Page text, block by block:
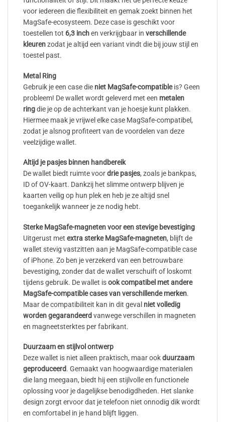
voor iedereen die flexibiliteit en gemak zoekt binnen het
MagSafe-ecosysteem. Deze case is geschikt voor
toestellen tot 6,3 inchen verkrijgbaar in verschillende
kleurenzodat je altijd een variant vindt die bij jouw stijl en
toestel past.
Metal Ring
Gebruik je een case die niet MagSafe-compatibleis? Geen
probleem! De wallet wordt geleverd met een metalen
ringdie je op de achterkant van je hoesje kunt plakken.
Hiermee maak je vrijwel elke case MagSafe-compatibel,
zodat je alsnog profiteert van de voordelen van deze
veelzijdige wallet.
Altijd je pasjes binnen handbereik
De wallet biedt ruimte voordrie pasjes, zoals je bankpas,
ID of OV-kaart. Dankzij het slimme ontwerp blijven je
kaarten veilig op hun plek en heb je ze altijd snel
toegankelijk wanneer je ze nodig hebt.
Sterke MagSafe-magneten voor een stevige bevestiging
Uitgerust met extra sterke MagSafe-magneten, blijft de
wallet stevig vastzitten aan je MagSafe-compatible case
of iPhone. Zo ben je verzekerd van een betrouwbare
bevestiging, zonder dat de wallet verschuift of loskomt
tijdens gebruik. De wallet isook compatibel met andere
MagSafe-compatible cases van verschillende merken.
Maar de compatibiliteit kan in dit geval niet volledig
worden gegarandeerd vanwege verschillen in magneten
en magneetsterktes per fabrikant.
Duurzaam en stijlvol ontwerp
Deze wallet is niet alleen praktisch, maar ookduurzaam
geproduceerd. Gemaakt van hoogwaardige materialen
die lang meegaan, biedt hij een stijlvolle en functionele
oplossing voor je dagelijkse benodigdheden. Het slanke
design zorgt ervoor dat je telefoon niet onnodig dik wordt
en comfortabel in je hand blijft liggen.